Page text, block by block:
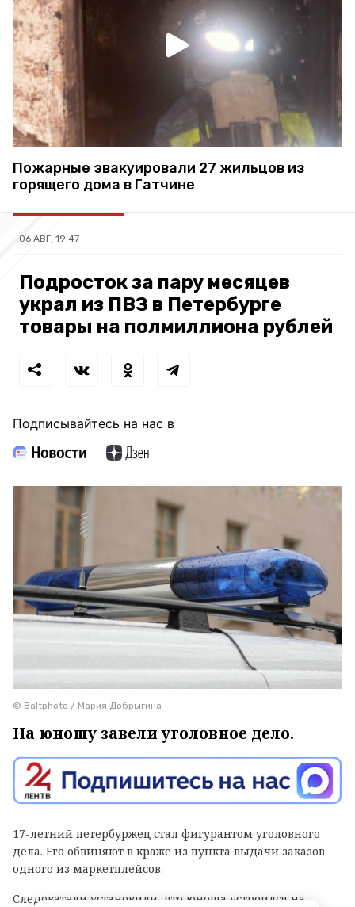
Пожарные эвакуировали 27 жильцов из
горящего дома в Гатчине
06 АВГ, 19:47
Подросток за пару месяцев
украл из ПВЗ в Петербурге
товары на полмиллиона рублей
Подписывайтесь на нас в
© Baltphoto / Мария Добрыгина
На юношу завели уголовное дело.
17-летний петербуржец стал фигурантом уголовного
дела. Его обвиняют в краже из пункта выдачи заказов
одного из маркетплейсов.
Следователи установили, что юноша устроился на